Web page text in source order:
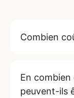
Combien
En
peuvent-ils